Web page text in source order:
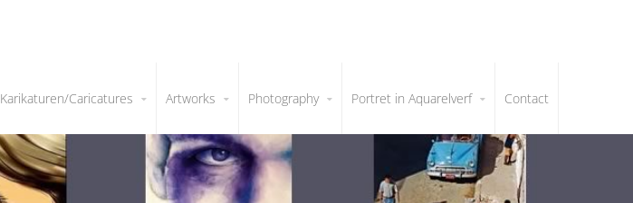
Karikaturen/Caricatures Artworks Photography Portret in Aquarelverf Contact